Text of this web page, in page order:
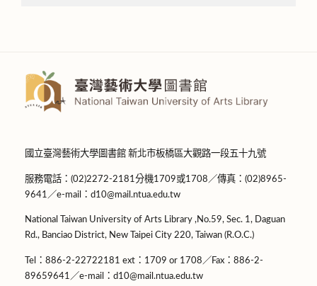
國立臺灣藝術大學圖書館 新北市板橋區大觀路一段五十九號
服務電話：(02)2272-2181分機1709或1708／傳真：(02)8965-
9641／e-mail：d10@mail.ntua.edu.tw
National Taiwan University of Arts Library ,No.59, Sec. 1, Daguan
Rd., Banciao District, New Taipei City 220, Taiwan (R.O.C.)
Tel：886-2-22722181 ext：1709 or 1708／Fax：886-2-
89659641／e-mail：d10@mail.ntua.edu.tw